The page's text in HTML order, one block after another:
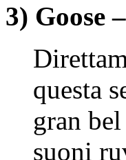
3) Goose
questa
gran
suoni